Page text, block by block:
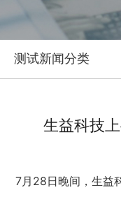
测试新闻分类
生益科技
7月28日晚间，生益